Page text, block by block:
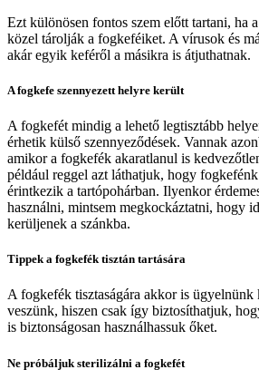
Ezt különösen fontos szem előtt tartani, ha
közel tárolják a fogkeféiket. A vírusok és
akár egyik keféről a másikra is átjuthatnak.
A fogkefe szennyezett helyre került
A fogkefét mindig a lehető legtisztább
érhetik külső szennyeződések. Vannak
amikor a fogkefék akaratlanul is
például reggel azt láthatjuk, hogy
érintkezik a tartópohárban. Ilyenkor
használni, mintsem megkockáztatni, hogy
kerüljenek a szánkba.
Tippek a fogkefék tisztán tartására
A fogkefék tisztaságára akkor is
veszünk, hiszen csak így biztosíthatjuk,
is biztonságosan használhassuk őket.
Ne próbáljuk sterilizálni a fogkefét